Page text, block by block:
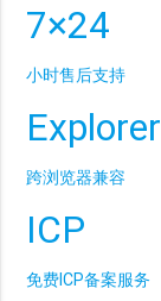
7×24
小时售后支持
Explorer
跨浏览器兼容
ICP
免费ICP备案服务